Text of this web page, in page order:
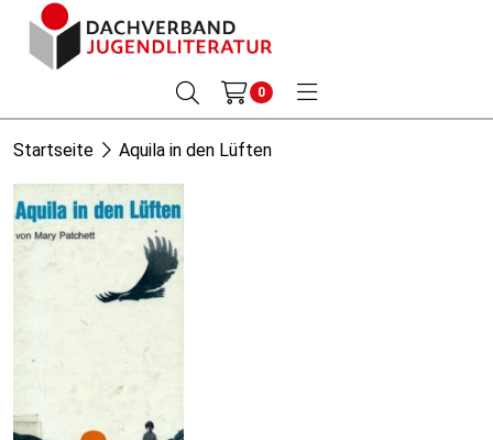
0
Startseite Aquila in den Lüften